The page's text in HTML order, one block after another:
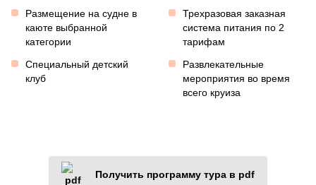
Размещение на судне в
каюте выбранной
категории
Трехразовая заказная
система питания по 2
тарифам
Специальный детский
клуб
Развлекательные
мероприятия во время
всего круиза
Получить программу тура в pdf